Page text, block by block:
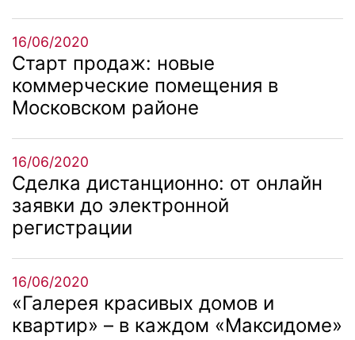
16/06/2020
Старт продаж: новые
коммерческие помещения в
Московском районе
16/06/2020
Сделка дистанционно: от онлайн
заявки до электронной
регистрации
16/06/2020
«Галерея красивых домов и
квартир» – в каждом «Максидоме»